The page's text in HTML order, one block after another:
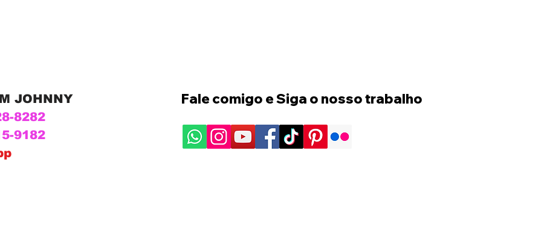
JOHNNY
8282
9182
Fale comigo e Siga o nosso trabalho